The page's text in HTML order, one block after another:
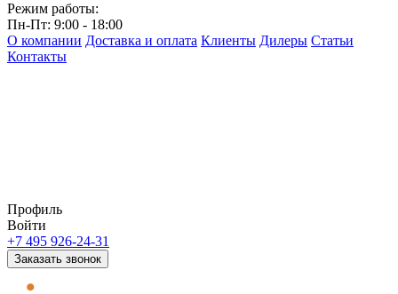
Режим работы:
Пн-Пт: 9:00 - 18:00
О компании Доставка и оплата Клиенты Дилеры Статьи
Контакты
Профиль
Войти
+7 495 926-24-31
Заказать звонок